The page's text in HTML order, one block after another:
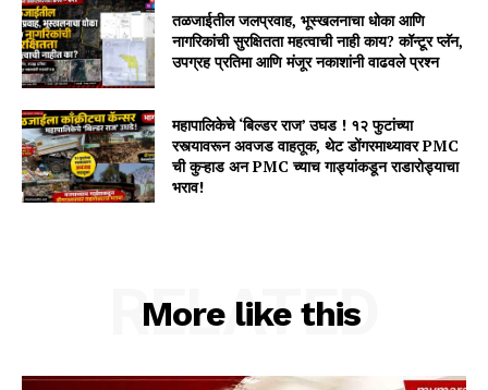
तळजाईतील जलप्रवाह, भूस्खलनाचा धोका आणि
नागरिकांची सुरक्षितता महत्वाची नाही काय? कॉन्टूर प्लॅन,
उपग्रह प्रतिमा आणि मंजूर नकाशांनी वाढवले प्रश्न
महापालिकेचे ‘बिल्डर राज’ उघड ! १२ फुटांच्या
रस्त्यावरून अवजड वाहतूक, थेट डोंगरमाथ्यावर PMC
ची कुऱ्हाड अन PMC च्याच गाड्यांकडून राडारोड्याचा
भराव!
More like this
RELATED